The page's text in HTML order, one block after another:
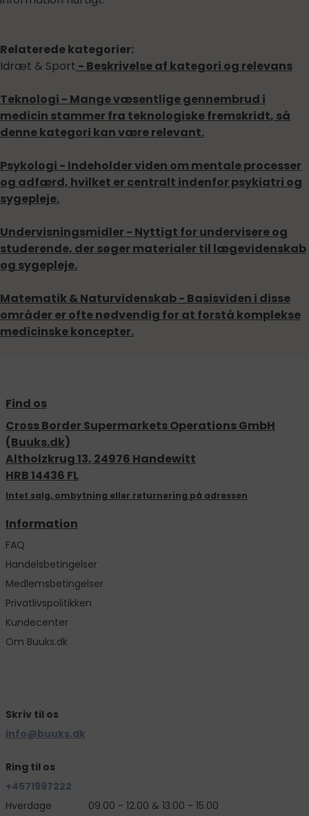
Relaterede kategorier:
Idræt & Sport - Beskrivelse af kategori og relevans
Teknologi - Mange væsentlige gennembrud i
medicin stammer fra teknologiske fremskridt, så
denne kategori kan være relevant.
Psykologi - Indeholder viden om mentale processer
og adfærd, hvilket er centralt indenfor psykiatri og
sygepleje.
Undervisningsmidler- Nyttigt for undervisere og
studerende, der søger materialer til lægevidenskab
og sygepleje.
Matematik & Naturvidenskab- Basisviden i disse
områder er ofte nødvendig for at forstå komplekse
medicinske koncepter.
Find os
Cross Border Supermarkets Operations GmbH
(Buuks.dk)
Altholzkrug 13, 24976 Handewitt
HRB 14436 FL
Intet salg, ombytning eller returnering på adressen
Information
FAQ
Handelsbetingelser
Medlemsbetingelser
Privatlivspolitikken
Kundecenter
Om Buuks.dk
Skriv til os
info@buuks.dk
Ring til os
+4571997222
Hverdage
09.00 - 12.00 & 13.00 - 15.00